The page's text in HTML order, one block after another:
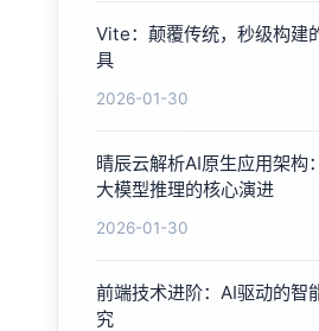
Vite：颠覆传统，秒级构建
具
2026-01-30
晴辰云解析AI原生应用架构
大模型推理的核心演进
2026-01-30
前端技术进阶：AI驱动的智
究